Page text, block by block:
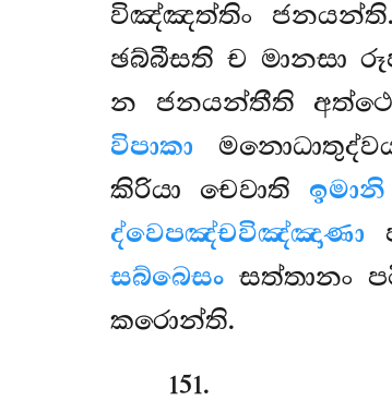
විඤ්ඤත්තිං ජනයන්ති.
ඡබ්බීසති ච මානසා
න ජනයන්තීති
විපාකා
කිරියා චෙවාති
ද්වෙපඤ්චවිඤ්ඤාණා
සබ්බෙසං සත්තානං
කරොන්ති.
151